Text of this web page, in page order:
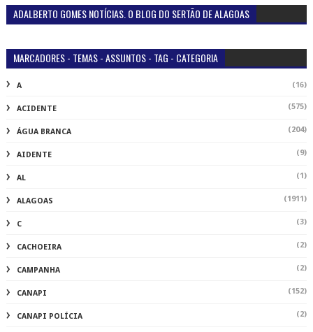
ADALBERTO GOMES NOTÍCIAS. O BLOG DO SERTÃO DE ALAGOAS
MARCADORES - TEMAS - ASSUNTOS - TAG - CATEGORIA
A (16)
ACIDENTE (575)
ÁGUA BRANCA (204)
AIDENTE (9)
AL (1)
ALAGOAS (1911)
C (3)
CACHOEIRA (2)
CAMPANHA (2)
CANAPI (152)
CANAPI POLÍCIA (2)